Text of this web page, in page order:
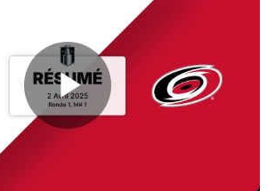
Play